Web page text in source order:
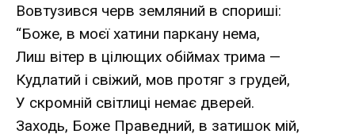
Вовтузився черв земляний в спориші:
“Боже, в моєї хатини паркану нема,
Лиш вітер в цілющих обіймах трима —
Кудлатий і свіжий, мов протяг з грудей,
У скромній світлиці немає дверей.
Заходь, Боже Праведний, в затишок мій,